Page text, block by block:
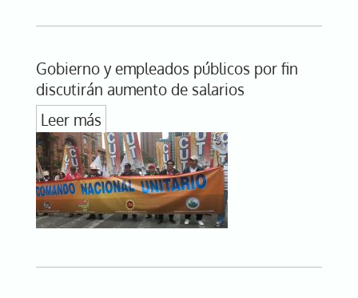
Gobierno y empleados públicos por fin
discutirán aumento de salarios
Leer más